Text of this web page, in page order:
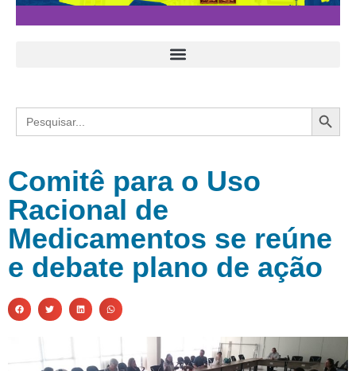
Search
for:
Comitê para o Uso
Racional de
Medicamentos se reúne
e debate plano de ação